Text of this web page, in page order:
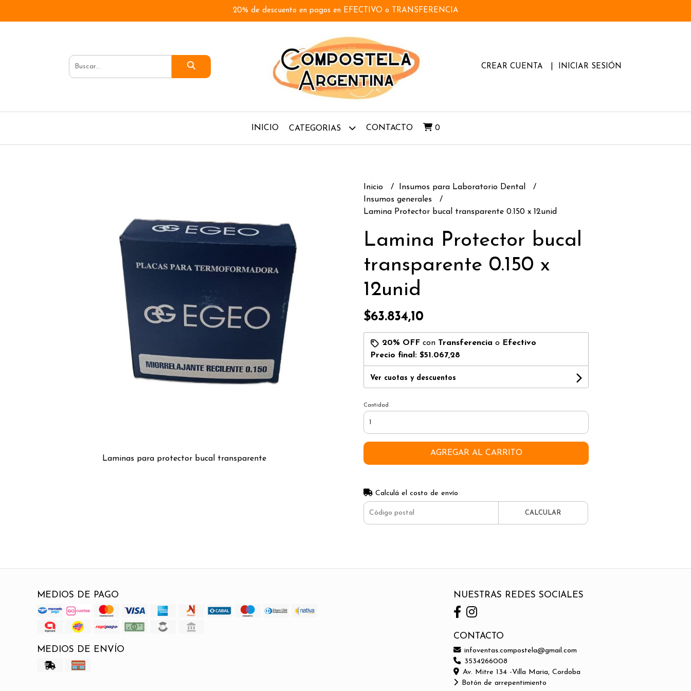
20% de descuento en pagos en EFECTIVO o TRANSFERENCIA
CREAR CUENTA INICIAR SESIÓN
INICIO CATEGORIAS CONTACTO 0
Laminas para protector bucal transparente
Inicio
Insumos para Laboratorio Dental
Insumos generales
Lamina Protector bucal transparente 0.150 x 12unid
Lamina Protector bucal
transparente 0.150 x
12unid
$63.834,10
20% OFF con Transferencia o Efectivo
Precio final: $51.067,28
Ver cuotas y descuentos
Cantidad
AGREGAR AL CARRITO
Calculá el costo de envío
CALCULAR
MEDIOS DE PAGO
MEDIOS DE ENVÍO
NUESTRAS REDES SOCIALES
CONTACTO
infoventas.compostela@gmail.com
3534266008
Av. Mitre 134 -Villa Maria, Cordoba
Botón de arrepentimiento